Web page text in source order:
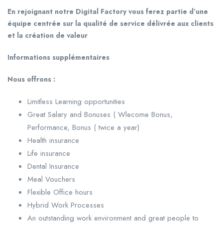
En rejoignant notre Digital Factory vous ferez partie d’une
équipe centrée sur la qualité de service délivrée aux clients
et la création de valeur
Informations supplémentaires
Nous offrons :
Limitless Learning opportunities
Great Salary and Bonuses ( Wlecome Bonus,
Performance, Bonus ( twice a year)
Health insurance
Life insurance
Dental Insurance
Meal Vouchers
Flexible Office hours
Hybrid Work Processes
An outstanding work environment and great people to